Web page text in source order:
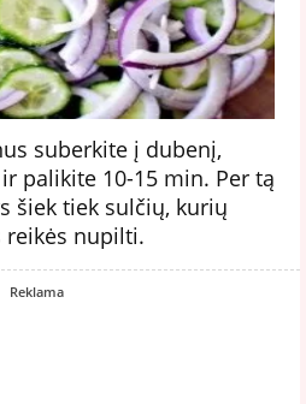
suberkite į dubenį,
palikite 10-15 min. Per tą
šiek tiek sulčių, kurių
reikės nupilti.
Reklama